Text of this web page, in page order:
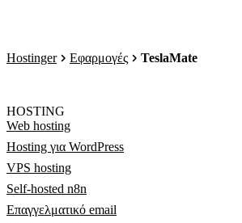
Hostinger Εφαρμογές TeslaMate
HOSTING
Web hosting
Hosting για WordPress
VPS hosting
Self-hosted n8n
Επαγγελματικό email